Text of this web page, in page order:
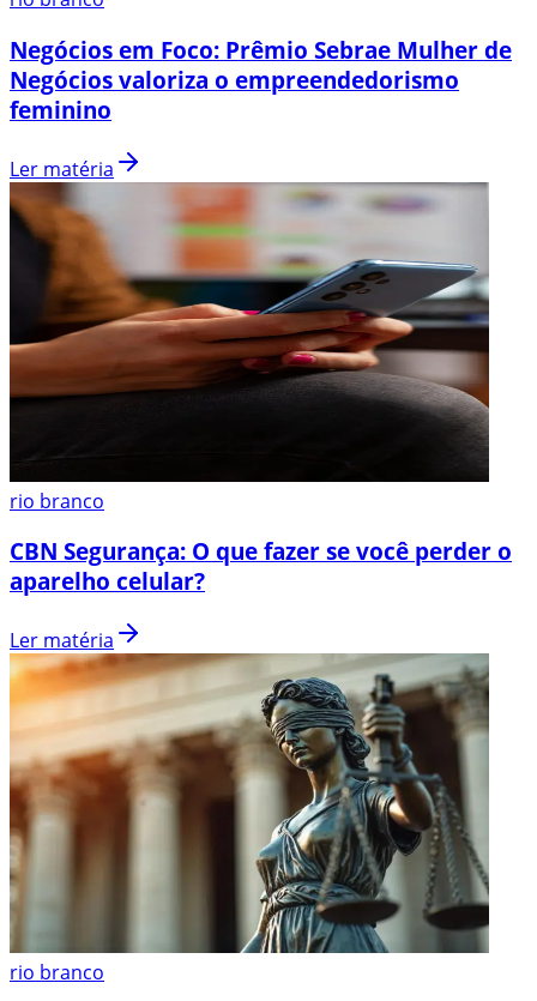
Negócios em Foco: Prêmio Sebrae Mulher de
Negócios valoriza o empreendedorismo
feminino
Ler matéria
rio branco
CBN Segurança: O que fazer se você perder o
aparelho celular?
Ler matéria
rio branco